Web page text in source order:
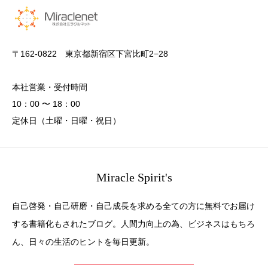
〒162-0822 東京都新宿区下宮比町2−28
本社営業・受付時間
10：00 〜 18：00
定休日（土曜・日曜・祝日）
Miracle Spirit's
自己啓発・自己研磨・自己成長を求める全ての方に無料でお届け
する書籍化もされたブログ。人間力向上の為、ビジネスはもちろ
ん、日々の生活のヒントを毎日更新。